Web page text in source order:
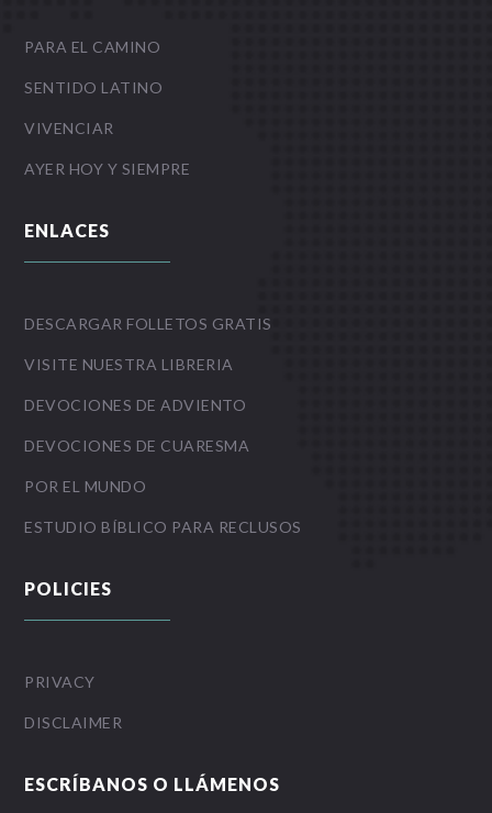
PARA EL CAMINO
SENTIDO LATINO
VIVENCIAR
AYER HOY Y SIEMPRE
ENLACES
DESCARGAR FOLLETOS GRATIS
VISITE NUESTRA LIBRERIA
DEVOCIONES DE ADVIENTO
DEVOCIONES DE CUARESMA
POR EL MUNDO
ESTUDIO BÍBLICO PARA RECLUSOS
POLICIES
PRIVACY
DISCLAIMER
ESCRÍBANOS O LLÁMENOS